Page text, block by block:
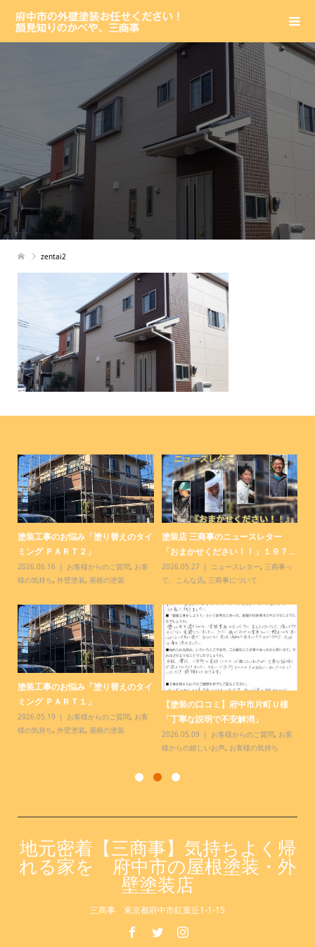
zentai2
塗装工事のお悩み「塗り替えのタイ
ミング ＰＡＲＴ２」
2026.06.16 お客様からのご質問, お客
様の気持ち, 外壁塗装, 屋根の塗装
塗装店 三商事のニュースレター
「おまかせください！！」１９７...
2026.05.27 ニュースレター, 三商事っ
て、こんな店, 三商事について
塗装工事のお悩み「塗り替えのタイ
ミング ＰＡＲＴ１」
2026.05.19 お客様からのご質問, お客
様の気持ち, 外壁塗装, 屋根の塗装
【塗装の口コミ】府中市片町Ｕ様
「丁寧な説明で不安解消」
2026.05.09 お客様からのご質問, お客
様からの嬉しいお声, お客様の気持ち
地元密着【三商事】気持ちよく帰
れる家を 府中市の屋根塗装・外
壁塗装店
三商事 東京都府中市紅葉丘1-1-15